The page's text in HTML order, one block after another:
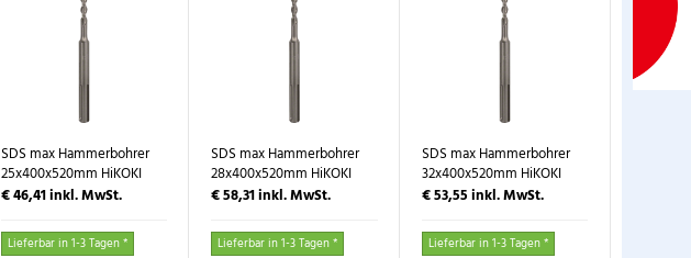
SDS max Hammerbohrer
25x400x520mm HiKOKI
€ 46,41inkl. MwSt.
Lieferbar in 1-3 Tagen *
SDS max Hammerbohrer
28x400x520mm HiKOKI
€ 58,31inkl. MwSt.
Lieferbar in 1-3 Tagen *
SDS max Hammerbohrer
32x400x520mm HiKOKI
€ 53,55inkl. MwSt.
Lieferbar in 1-3 Tagen *